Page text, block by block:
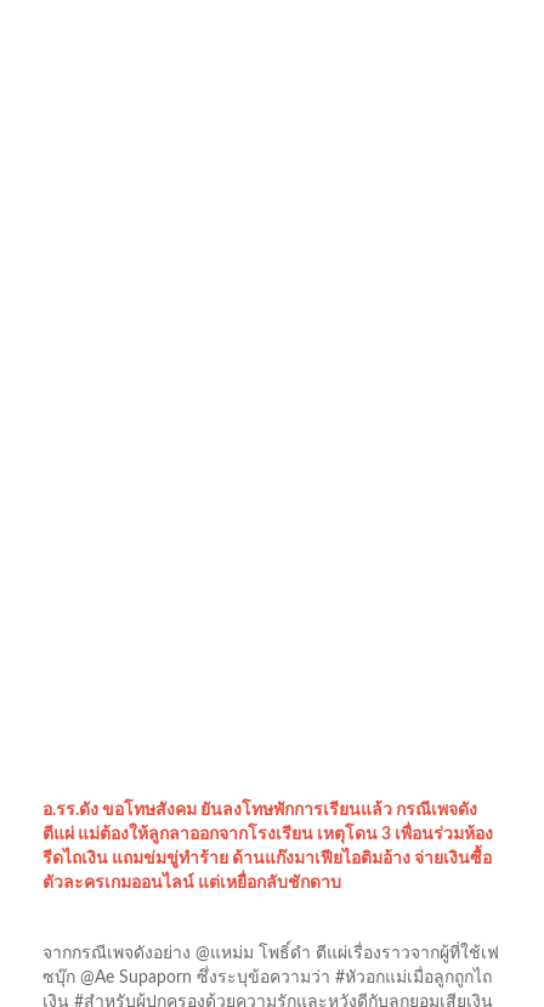
อ.รร.ดัง ขอโทษสังคม ยันลงโทษพักการเรียนแล้ว กรณีเพจดัง
ตีแผ่ แม่ต้องให้ลูกลาออกจากโรงเรียน เหตุโดน 3 เพื่อนร่วมห้อง
รีดไถเงิน แถมข่มขู่ทำร้าย ด้านแก๊งมาเฟียไอติมอ้าง จ่ายเงินซื้อ
ตัวละครเกมออนไลน์ แต่เหยื่อกลับชักดาบ
จากกรณีเพจดังอย่าง @แหม่ม โพธิ์ดำ ตีแผ่เรื่องราวจากผู้ที่ใช้เฟ
ซบุ๊ก @Ae Supaporn ซึ่งระบุข้อความว่า #หัวอกแม่เมื่อลูกถูกไถ
เงิน #สำหรับผู้ปกครองด้วยความรักและหวังดีกับลูกยอมเสียเงิน